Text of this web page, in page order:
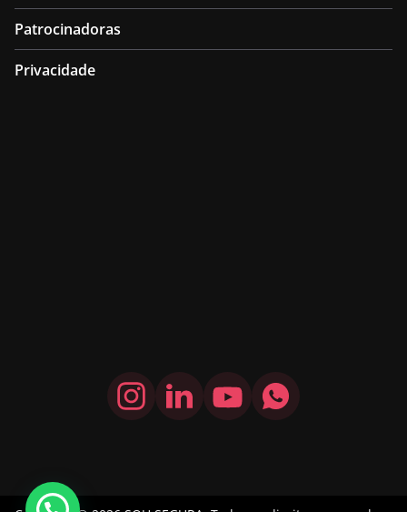
Patrocinadoras
Privacidade